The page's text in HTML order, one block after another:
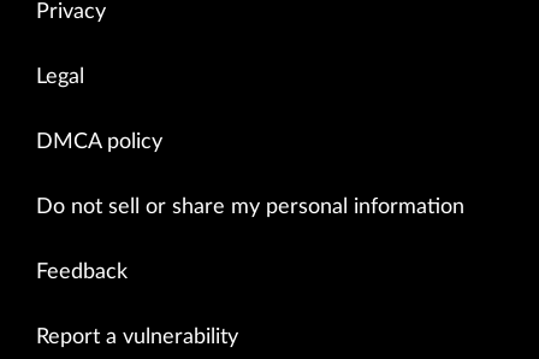
Privacy
Legal
DMCA policy
Do not sell or share my personal information
Feedback
Report a vulnerability